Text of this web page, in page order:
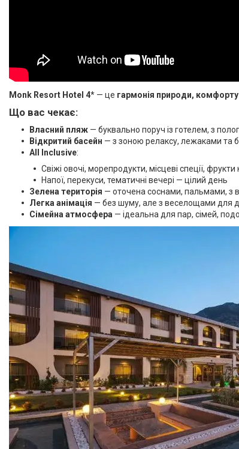
Monk Resort Hotel 4* — це гармонія природи, комфорту
Що вас чекає:
Власний пляж — буквально поруч із готелем, з
Відкритий басейн — з зоною релаксу, лежаками та
All Inclusive:
Свіжі овочі, морепродукти, місцеві спеції,
Напої, перекуси, тематичні вечері — цілий день
Зелена територія — оточена соснами, пальмами, з
Легка анімація — без шуму, але з веселощами для
Сімейна атмосфера — ідеальна для пар, сімей,